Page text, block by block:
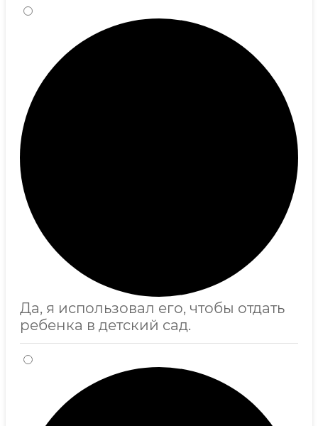
Да, я использовал его, чтобы отдать
ребенка в детский сад.